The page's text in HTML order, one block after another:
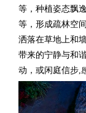
等，种植姿态飘
等，形成疏林空
洒落在草地上和
带来的宁静与和
动， 或闲庭信步 ,